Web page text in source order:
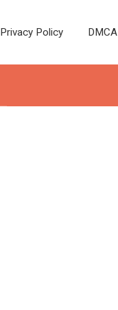
Privacy Policy DMCA